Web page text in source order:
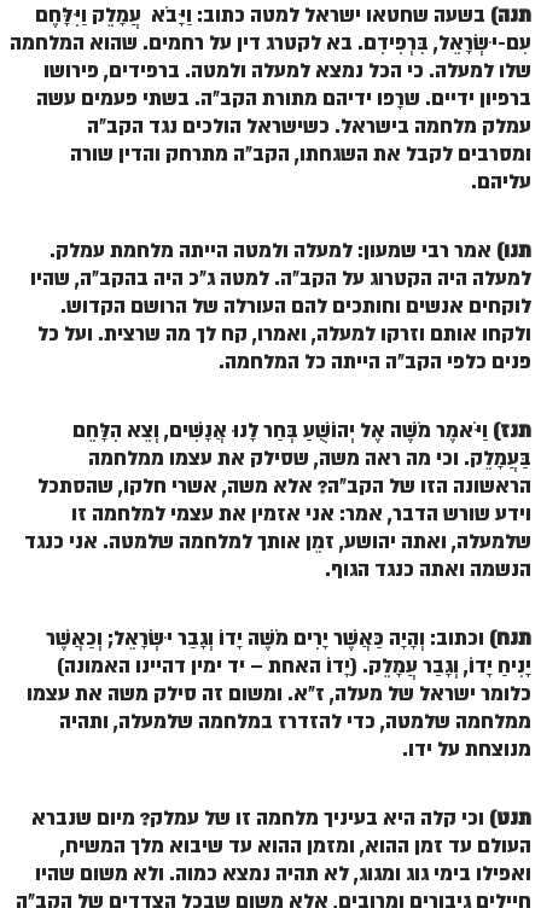
זוהר ואתחנן למתקדמים
זוהר עקב מתחילים
זוהר הקדוש עקב למתקדמים
זהר שופטים מתחילים
זוהר כי תצא מתחילים
זוהר וילך השקפה
שידור חי
תגיות ונושאים
אודות האתר
אודות בית מדרש הסולם
ספר הזוהר
גדולי ישראל על הזוהר
הקדשות על דיסקים
תרומות
תנה) בשעה שחטאו ישראל למטה כתוב: וַיָּבֹא עֲמָלֵק וַיִּלָּחֶם
עִם-יִשְׂרָאֵל, בִּרְפִידִם. בא לקטרג דין על רחמים. שהוא המלחמה
שלו למעלה. כי הכל נמצא למעלה ולמטה. ברפידים, פירושו
ברפיון ידיים. שרָפו ידיהם מתורת הקב"ה. בשתי פעמים עשה
עמלק מלחמה בישראל. כשישראל הולכים נגד הקב"ה
ומסרבים לקבל את השגחתו, הקב"ה מתרחק והדין שורה
עליהם.
תנו) אמר רבי שמעון: למעלה ולמטה הייתה מלחמת עמלק.
למעלה היה הקטרוג על הקב"ה. למטה ג"כ היה בהקב"ה, שהיו
לוקחים אנשים וחותכים להם העורלה של הרושם הקדוש.
ולקחו אותם וזרקו למעלה, ואמרו, קח לך מה שרצית. ועל כל
פנים כלפי הקב"ה הייתה כל המלחמה.
תנז) וַיֹּאמֶר מֹשֶׁה אֶל יְהוֹשֻׁעַ בְּחַר לָנוּ אֲנָשִׁים, וְצֵא הִלָּחֵם
בַּעֲמָלֵק. וכי מה ראה משה, שסילק את עצמו ממלחמה
הראשונה הזו של הקב"ה? אלא משה, אשרי חלקו, שהסתכל
וידע שורש הדבר, אמר: אני אזמין את עצמי למלחמה זו
שלמעלה, ואתה יהושע, זמֵן אותך למלחמה שלמטה. אני כנגד
הנשמה ואתה כנגד הגוף.
תנח) וכתוב: וְהָיָה כַּאֲשֶׁר יָרִים מֹשֶׁה יָדוֹ וְגָבַר יִשְׂרָאֵל; וְכַאֲשֶׁר
יָנִיחַ יָדוֹ, וְגָבַר עֲמָלֵק. (יָדוֹ האחת – יד ימין דהיינו האמונה)
כלומר ישראל של מעלה, ז"א. ומשום זה סילק משה את עצמו
ממלחמה שלמטה, כדי להזדרז במלחמה שלמעלה, ותהיה
מנוצחת על ידו.
תנט) וכי קלה היא בעיניך מלחמה זו של עמלק? מיום שנברא
העולם עד זמן ההוא, ומזמן ההוא עד שיבוא מלך המשיח,
ואפילו בימי גוג ומגוג, לא תהיה נמצא כמוה. ולא משום שהיו
חיילים גיבורים ומרובים, אלא משום שבכל הצדדים של הקב"ה